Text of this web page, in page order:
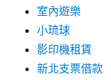
室內遊樂
小琉球
影印機租賃
新北支票借款